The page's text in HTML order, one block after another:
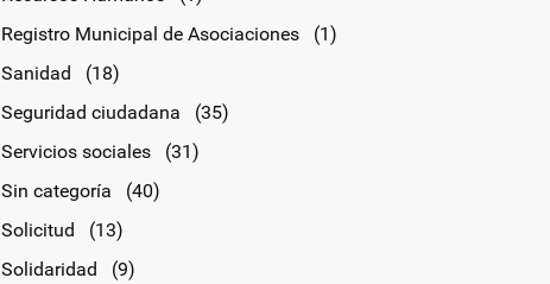
Registro Municipal de Asociaciones
(1)
Sanidad
(18)
Seguridad ciudadana
(35)
Servicios sociales
(31)
Sin categoría
(40)
Solicitud
(13)
Solidaridad
(9)